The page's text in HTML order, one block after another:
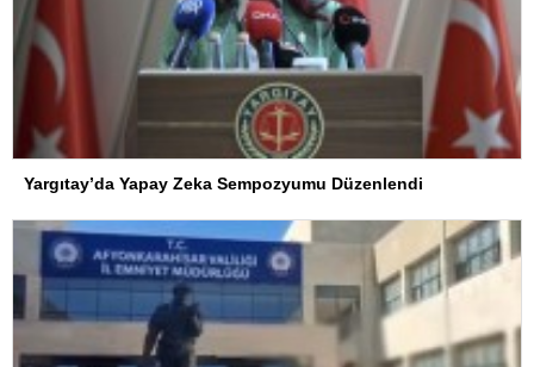
Yargıtay’da Yapay Zeka Sempozyumu Düzenlendi